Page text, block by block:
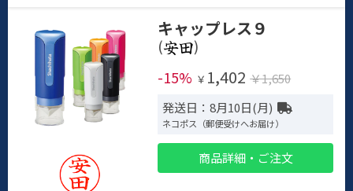
キャップレス９
(
)
-15% ￥ 1,402 ￥1,650
発送日：8月10日(月)
ネコポス（郵便受けへお届け）
商品詳細・ご注文